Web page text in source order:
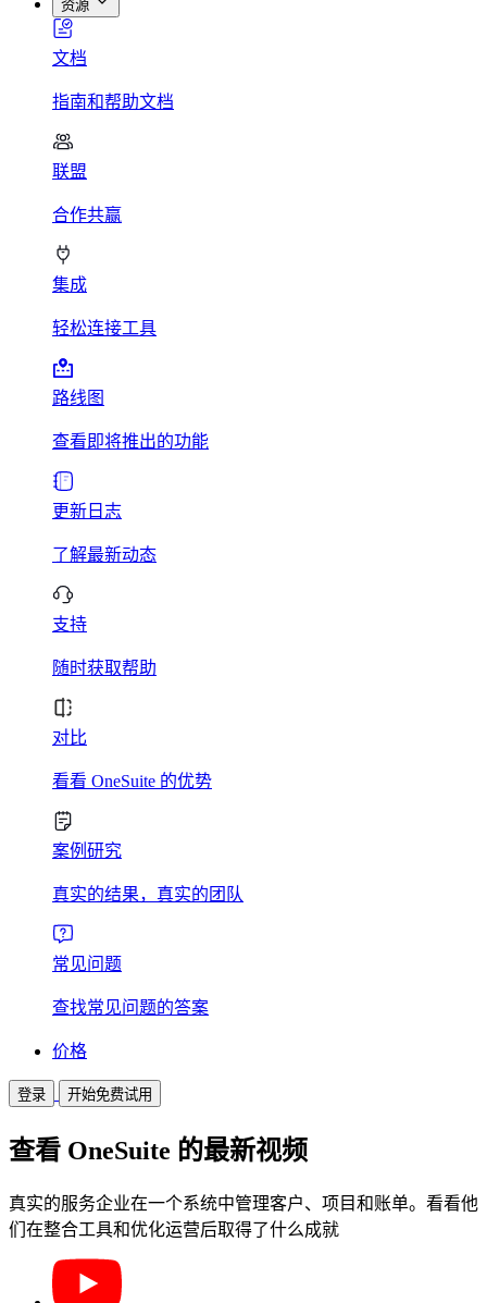
资源
文档
指南和帮助文档
联盟
合作共赢
集成
轻松连接工具
路线图
查看即将推出的功能
更新日志
了解最新动态
支持
随时获取帮助
对比
看看 OneSuite 的优势
案例研究
真实的结果，真实的团队
常见问题
查找常见问题的答案
价格
登录 开始免费试用
查看 OneSuite 的最新视频
真实的服务企业在一个系统中管理客户、项目和账单。看看他
们在整合工具和优化运营后取得了什么成就